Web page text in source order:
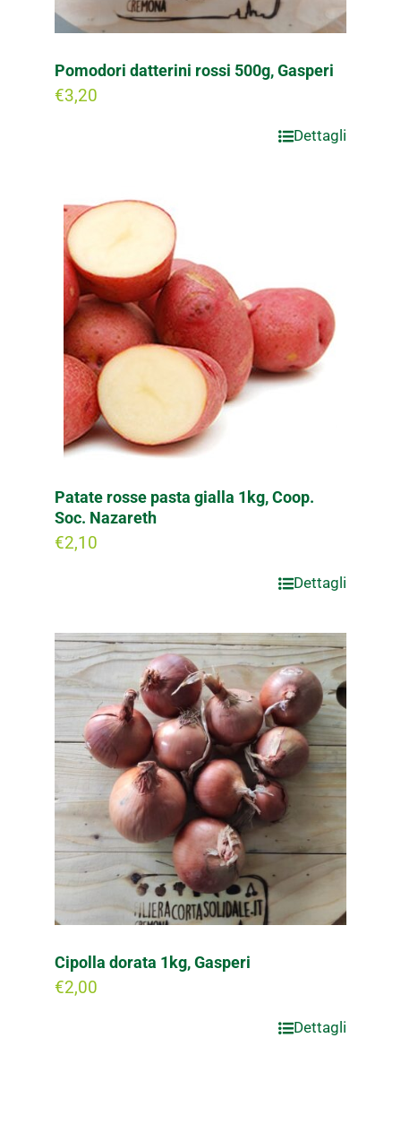
Pomodori datterini rossi 500g, Gasperi
€3,20
Dettagli
Patate rosse pasta gialla 1kg, Coop.
Soc. Nazareth
€2,10
Dettagli
Cipolla dorata 1kg, Gasperi
€2,00
Dettagli